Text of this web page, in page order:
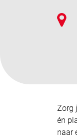
Zorg
én
naar